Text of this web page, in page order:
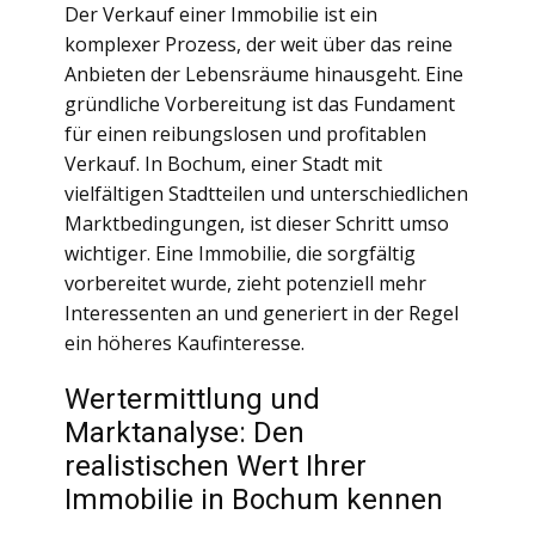
Der Verkauf einer Immobilie ist ein
komplexer Prozess, der weit über das reine
Anbieten der Lebensräume hinausgeht. Eine
gründliche Vorbereitung ist das Fundament
für einen reibungslosen und profitablen
Verkauf. In Bochum, einer Stadt mit
vielfältigen Stadtteilen und unterschiedlichen
Marktbedingungen, ist dieser Schritt umso
wichtiger. Eine Immobilie, die sorgfältig
vorbereitet wurde, zieht potenziell mehr
Interessenten an und generiert in der Regel
ein höheres Kaufinteresse.
Wertermittlung und
Marktanalyse: Den
realistischen Wert Ihrer
Immobilie in Bochum kennen